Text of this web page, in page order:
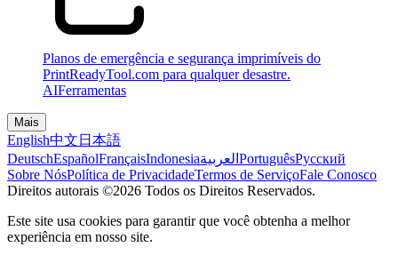
Planos de emergência e segurança imprimíveis do
PrintReadyTool.com para qualquer desastre.
AIFerramentas
Mais
English中文 日本語
DeutschEspañolFrançaisIndonesiaالعربية PortuguêsPусский
Sobre NósPolítica de PrivacidadeTermos de ServiçoFale Conosco
Direitos autorais ©2026 Todos os Direitos Reservados.
Este site usa cookies para garantir que você obtenha a melhor
experiência em nosso site.